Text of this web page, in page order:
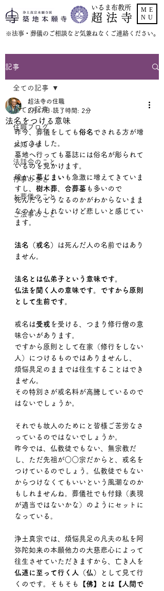
いるま布教所
超 法 寺
​※法事・葬儀のご相談など気兼ねなくご連絡ください。
ME
NU
記事
全ての記事
住職ブログ
お知らせ
法話会のこと
行事のこと
お葬儀のこと
ご法事のこと
全ての記事
法名をつける意味
超法寺の住職
2月17日 読了時間: 2分
昨今、葬儀をしても 俗名 でされる方が増
えてきました。
墓地へ行っても墓誌には俗名が彫られて
いるのを見かけます。
確かに 墓じまい も急激に増えてきていま
すし、 樹木葬 合葬墓 も多いので
死んだらどうなるのかがわからないまま
なのかもしれないけど悲しいと感じてい
ます。
法名（戒名）
は死んだ人の名前ではあり
ません。
法名とは仏弟子という意味です。
仏法を聞く人の意味です。ですから原則
として生前です。
戒名は 受戒 を受ける、つまり修行僧の意
味合いがあります。
ですから原則として在家（修行をしない
人）につけるものではありませんし、
煩悩具足のままでは往生することはでき
ません。
その特別さが戒名料が高騰しているので
はないでしょうか。
それでも故人のためにと皆様ご苦労なさ
っているのではないでしょうか。
昨今では、仏教徒でもない、無宗教だ
し、ただ先祖が○○宗だからと、戒名を
つけているのでしょう。仏教徒でもない
からつけなくてもいいという風潮なのか
もしれませんね。葬儀社でも付録（表現
が適当ではないかな）のようにセットに
なっている。
浄土真宗では、煩悩具足の凡夫の私を阿
弥陀如来の本願他力の大慈悲心によって
往生させていただきますから、亡き人を
仏道に至って行く人（仏）
として見て行
くのです。そもそも【佛】とは【人間で